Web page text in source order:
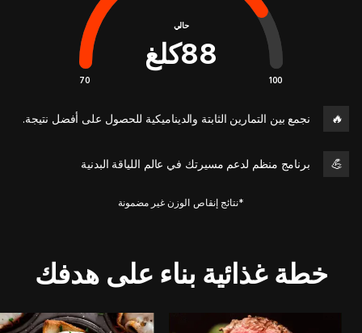
حالي
88كلغ
100
70
🔥 نجمع بين التمارين الثابتة والديناميكية للحصول على أفضل نتيجة.
💪 برنامج منظم لدعم مسيرتك في عالم اللياقة البدنية
*نتائج إنقاص الوزن غير مضمونة
خطة غذائية بناء على هدفك